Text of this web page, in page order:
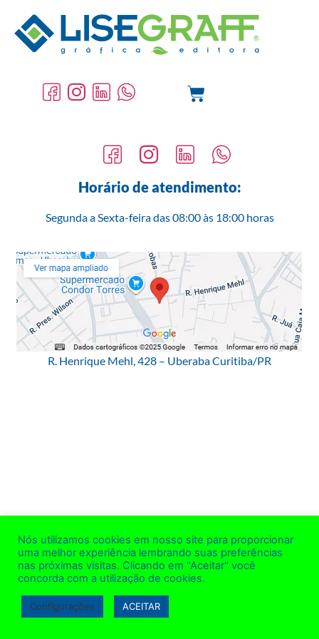
Tag:cores
Horário de atendimento:
Segunda a Sexta-feira das 08:00 às 18:00 horas
R. Henrique Mehl, 428 – Uberaba Curitiba/PR
Nós utilizamos cookies em nosso site para proporcionar
uma melhor experiência lembrando suas preferências
nas próximas visitas. Clicando em "Aceitar" você
concorda com a utilização de cookies.
Configurações ACEITAR